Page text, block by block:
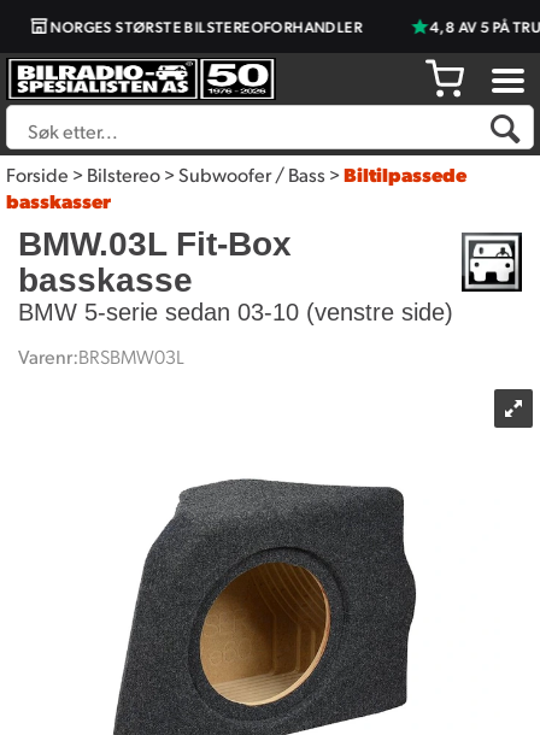
NORGES STØRSTE BILSTEREOFORHANDLER 4,8 AV 5 PÅ
Forside>Bilstereo>Subwoofer / Bass>Biltilpassede
basskasser
BMW.03L Fit-Box
basskasse
BMW 5-serie sedan 03-10 (venstre side)
Varenr:BRSBMW03L